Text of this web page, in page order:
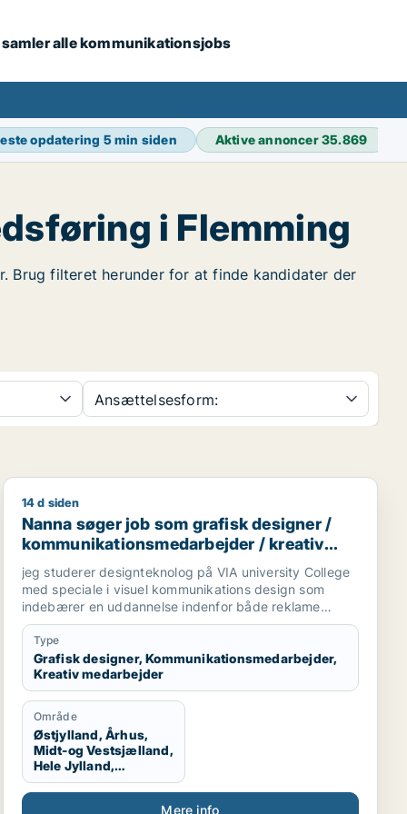
alle kommunikationsjobs
opdatering 5 min siden Aktive annoncer35.869
i Flemming
Brug filteret herunder for at finde kandidater der
Ansættelsesform:
/ finansmedarbejder /
Nanna søger job som grafisk designer /
14 d siden
Nanna søger job som grafisk designer /
kommunikationsmedarbejder / kreativ
medarbejder
jeg studerer designteknolog på VIA university College
med speciale i visuel kommunikations design som
indebærer en uddannelse indenfor både reklame
branchen og grafisk design. Vi arbejder med
magasiner, kampagner, plakater, styling til billeder,
mode og livsstil, trends og markedsføring. jeg søger
praktikplads indefor grafisk design, kampagner,
reklamer, SoMe, magasiner, reklame bureau, mode
brands, livsstil brands, stylist og generelt alt der har
med visuel kommunikation at gøre.
Type
Grafisk designer, Kommunikationsmedarbejder,
Kreativ medarbejder
Område
Østjylland, Århus,
Midt-og Vestsjælland,
Hele Jylland,
Vestjylland,
Midtjylland
Mere info